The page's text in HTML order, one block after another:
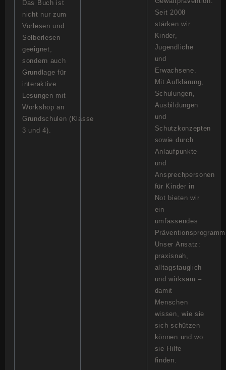
Das Buch ist
nicht nur zum
Vorlesen und
Selberlesen
geeignet,
sondern auch
Grundlage für
interaktive
Lesungen mit
Workshop an
Grundschulen (Klasse
3 und 4).
Seit 2008
stärken wir
Kinder,
Jugendliche
und
Erwachsene.
Mit Aufklärung,
Schulungen,
Ausbildungen
und
Schutzkonzepten
sowie durch
Anlaufpunkte
und
Ansprechpersonen
für Kinder in
Not bieten wir
ein
umfassendes
Unser Ansatz:
praxisnah,
alltagstauglich
und wirksam –
damit
Menschen
wissen, wie sie
sich schützen
können und wo
sie Hilfe
finden.